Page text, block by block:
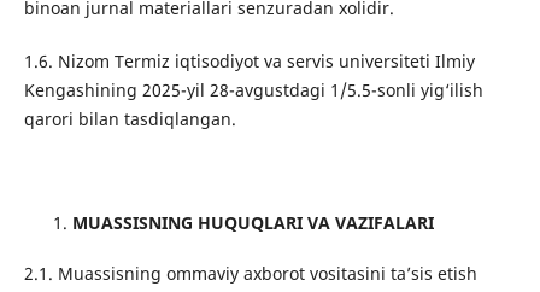
binoan jurnal materiallari senzuradan xolidir.
1.6. Nizom Termiz iqtisodiyot va servis universiteti Ilmiy
Kengashining 2025-yil 28-avgustdagi 1/5.5-sonli yig‘ilish
qarori bilan tasdiqlangan.
MUASSISNING HUQUQLARI VA VAZIFALARI
2.1. Muassisning ommaviy axborot vositasini ta’sis etish